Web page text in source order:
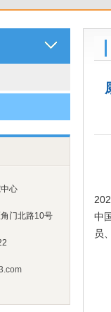
心
门北路10号
中
员